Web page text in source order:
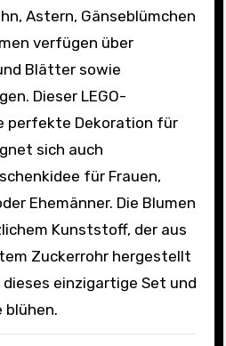
Astern, Gänseblümchen
verfügen über
Blätter sowie
Dieser LEGO-
perfekte Dekoration für
sich auch
für Frauen,
Ehemänner. Die Blumen
Kunststoff, der aus
Zuckerrohr hergestellt
einzigartige Set und
blühen.